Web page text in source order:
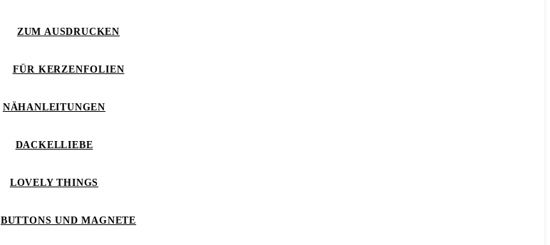
ZUM AUSDRUCKEN
FÜR KERZENFOLIEN
NÄHANLEITUNGEN
DACKELLIEBE
LOVELY THINGS
BUTTONS UND MAGNETE